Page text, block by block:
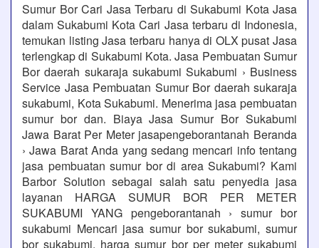
Sumur Bor Cari Jasa Terbaru di Sukabumi Kota Jasa
dalam Sukabumi Kota Cari Jasa terbaru di Indonesia,
temukan listing Jasa terbaru hanya di OLX pusat Jasa
terlengkap di Sukabumi Kota. Jasa Pembuatan Sumur
Bor daerah sukaraja sukabumi Sukabumi › Business
Service Jasa Pembuatan Sumur Bor daerah sukaraja
sukabumi, Kota Sukabumi. Menerima jasa pembuatan
sumur bor dan. Biaya Jasa Sumur Bor Sukabumi
Jawa Barat Per Meter jasapengeborantanah Beranda
› Jawa Barat Anda yang sedang mencari info tentang
jasa pembuatan sumur bor di area Sukabumi? Kami
Barbor Solution sebagai salah satu penyedia jasa
layanan HARGA SUMUR BOR PER METER
SUKABUMI YANG pengeborantanah › sumur bor
sukabumi Mencari jasa sumur bor sukabumi, sumur
bor sukabumi, harga sumur bor per meter sukabumi